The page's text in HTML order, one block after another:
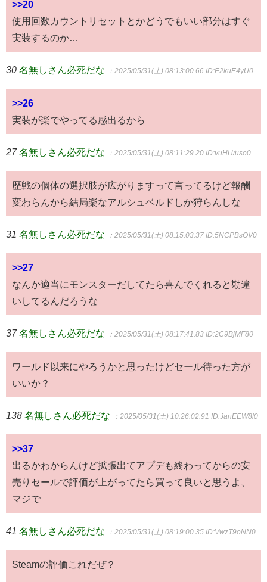
>>20
使用回数カウントリセットとかどうでもいい部分はすぐ
実装するのか…
30 名無しさん必死だな ：2025/05/31(土) 08:13:00.66 ID:E2kuE4yU0
>>26
実装が楽でやってる感出るから
27 名無しさん必死だな ：2025/05/31(土) 08:11:29.20 ID:vuHU/uso0
歴戦の個体の選択肢が広がりますって言ってるけど報酬
変わらんから結局楽なアルシュベルドしか狩らんしな
31 名無しさん必死だな ：2025/05/31(土) 08:15:03.37 ID:5NCPBsOV0
>>27
なんか適当にモンスターだしてたら喜んでくれると勘違
いしてるんだろうな
37 名無しさん必死だな ：2025/05/31(土) 08:17:41.83 ID:2C9BjMF80
ワールド以来にやろうかと思ったけどセール待った方が
いいか？
138 名無しさん必死だな ：2025/05/31(土) 10:26:02.91 ID:JanEEW8l0
>>37
出るかわからんけど拡張出てアプデも終わってからの安
売りセールで評価が上がってたら買って良いと思うよ、
マジで
41 名無しさん必死だな ：2025/05/31(土) 08:19:00.35 ID:VwzT9oNN0
Steamの評価これだぜ？